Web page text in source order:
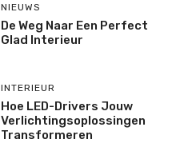
NIEUWS
De Weg Naar Een Perfect
Glad Interieur
INTERIEUR
Hoe LED-Drivers Jouw
Verlichtingsoplossingen
Transformeren